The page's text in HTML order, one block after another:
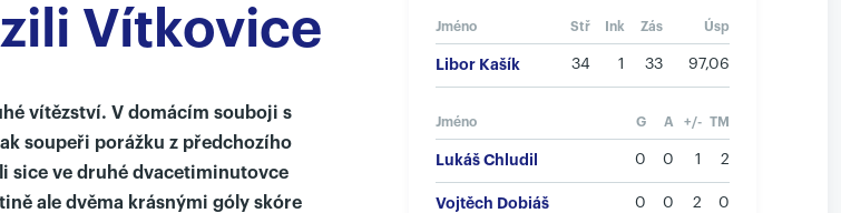
Vítkovice
vítězství. V domácím souboji s
soupeři porážku z předchozího
sice ve druhé dvacetiminutovce
ale dvěma krásnými góly skóre
Jméno Stř Ink Zás Úsp
Libor Kašík 34 1 33 97,06
Jméno G A +/- TM
Lukáš Chludil 0 0 1 2
Vojtěch Dobiáš 0 0 2 0